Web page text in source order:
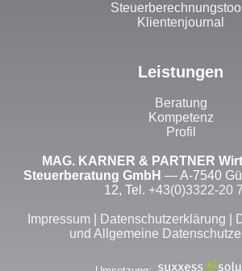
Klientenjournal
Leistungen
Beratung
Kompetenz
Profil
MAG. KARNER & PARTNER
Steuerberatung GmbH — A-7540
12, Tel. +43(0)3322-20
mpressum| Datenschutzerklärung
und Allgemeine